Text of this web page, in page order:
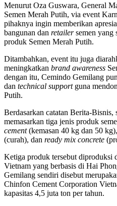
Menurut Oza Guswara, General
Semen Merah Putih, via event
pihaknya ingin memberikan
bangunan dan retailersemen yang
produk Semen Merah Putih.
Ditambahkan, event itu juga
meningkatkan brand awareness
dengan itu, Cemindo Gemilang
dan technical supportguna
Putih.
Berdasarkan catatan Berita-
memasarkan tiga jenis produk
cement(kemasan 40 kg dan 50 kg),
(curah), dan ready mix concrete
Ketiga produk tersebut diproduksi
Vietnam yang berbasis di Hai
Gemilang sendiri disebut
Chinfon Cement Corporation
kapasitas 4,5 juta ton per tahun.